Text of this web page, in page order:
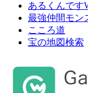
あるくんです
最強仲間モン
こころ道
宝の地図検索